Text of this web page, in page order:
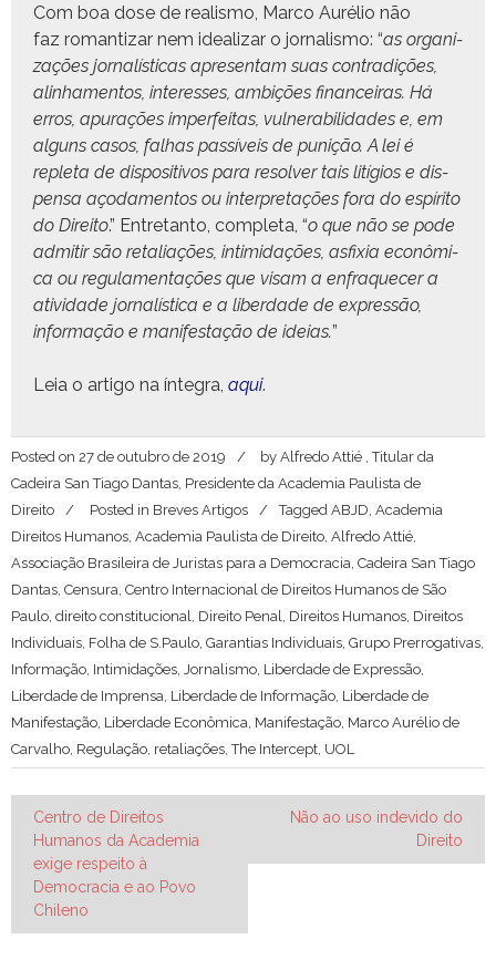
Com boa dose de real­is­mo, Mar­co Aurélio não
faz roman­ti­zar nem ide­alizar o jor­nal­is­mo: “as orga­ni­
za­ções jor­nalís­ti­cas apre­sen­tam suas con­tradições,
alin­hamen­tos, inter­ess­es, ambições finan­ceiras. Há
erros, apu­rações imper­feitas, vul­ner­a­bil­i­dades e, em
alguns casos, fal­has passíveis de punição. A lei é
reple­ta de dis­pos­i­tivos para resolver tais lití­gios e dis­
pen­sa aço­da­men­tos ou inter­pre­tações fora do espíri­to
do Dire­ito.” Entre­tan­to, com­ple­ta, “o que não se pode
admi­tir são retal­i­ações, intim­i­dações, asfix­ia econômi­
ca ou reg­u­la­men­tações que visam a enfraque­cer a
ativi­dade jor­nalís­ti­ca e a liber­dade de expressão,
infor­mação e man­i­fes­tação de ideias.”
Leia o arti­go na ínte­gra, aqui.
Posted on 27 de outubro de 2019 by Alfredo Attié , Titular da
Cadeira San Tiago Dantas, Presidente da Academia Paulista de
Direito
Posted in Breves Artigos Tagged ABJD Academia
Direitos Humanos Academia Paulista de Direito Alfredo Attié
Associação Brasileira de Juristas para a Democracia Cadeira San Tiago
Dantas Censura Centro Internacional de Direitos Humanos de São
Paulo direito constitucional Direito Penal Direitos Humanos Direitos
Individuais Folha de S.Paulo Garantias Individuais Grupo Prerrogativas
Informação Intimidações Jornalismo Liberdade de Expressão
Liberdade de Imprensa Liberdade de Informação Liberdade de
Manifestação Liberdade Econômica Manifestação Marco Aurélio de
Carvalho Regulação retaliações ,The Intercept UOL
Navegação
de
Post
Centro de Direitos
Humanos da Academia
exige respeito à
Democracia e ao Povo
Chileno
Não ao uso indevido do
Direito